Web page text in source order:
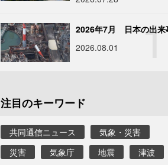
2026年7月 日本の出来
2026.08.01
注目のキーワード
共同通信ニュース
気象・災害
災害
気象庁 地震
津波